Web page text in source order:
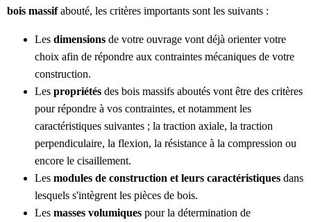
bois massifabouté, les critères importants sont les suivants :
Les dimensions de votre ouvrage vont déjà orienter votre
choix afin de répondre aux contraintes mécaniques de votre
construction.
Les propriétés des bois massifs aboutés vont être des critères
pour répondre à vos contraintes, et notamment les
caractéristiques suivantes ; la traction axiale, la traction
perpendiculaire, la flexion, la résistance à la compression ou
encore le cisaillement.
Les modules de construction et leurs caractéristiques dans
lesquels s'intègrent les pièces de bois.
Les masses volumiques pour la détermination de